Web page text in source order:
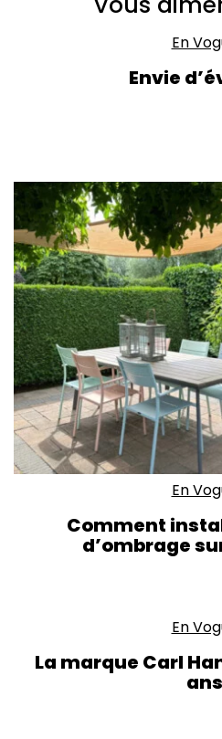
En
Envie
En
Comment
d’ombrage
En
La marque Carl
ans